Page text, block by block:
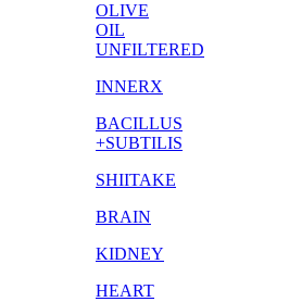
OLIVE
OIL
UNFILTERED
INNERX
BACILLUS
+SUBTILIS
SHIITAKE
BRAIN
KIDNEY
HEART